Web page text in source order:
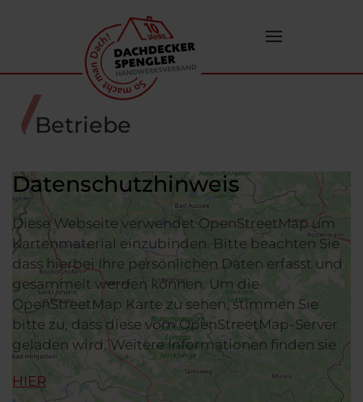
Zum Hauptinhalt springen
Betriebe
Datenschutzhinweis
Diese Webseite verwendet OpenStreetMap um
Kartenmaterial einzubinden. Bitte beachten Sie
dass hierbei Ihre persönlichen Daten erfasst und
gesammelt werden können. Um die
OpenStreetMap Karte zu sehen, stimmen Sie
bitte zu, dass diese vom OpenStreetMap-Server
geladen wird. Weitere Informationen finden sie
HIER